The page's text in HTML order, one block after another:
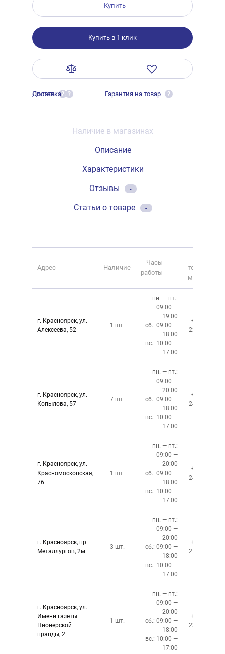
Купить
Купить в 1 клик
Оплата ?
Доставка ? Гарантия на товар ?
Наличие в магазинах
Описание
Характеристики
Отзывы
-
Статьи о товаре -
Адрес Наличие
Часы
работы
телефона
магазина
г. Красноярск, ул.
Алексеева, 52
1 шт.
пн. — пт.:
09:00 —
19:00
сб.: 09:00 —
18:00
вс.: 10:00 —
17:00
+7 (391)
220-08-02
г. Красноярск, ул.
Копылова, 57
7 шт.
пн. — пт.:
09:00 —
20:00
сб.: 09:00 —
18:00
вс.: 10:00 —
17:00
+7 (391)
243-76-13
г. Красноярск, ул.
Красномосковская,
76
1 шт.
пн. — пт.:
09:00 —
20:00
сб.: 09:00 —
18:00
вс.: 10:00 —
17:00
+7 (391)
243-83-01
г. Красноярск, пр.
Металлургов, 2м
3 шт.
пн. — пт.:
09:00 —
20:00
сб.: 09:00 —
18:00
вс.: 10:00 —
17:00
+7 (391)
212-87-27
г. Красноярск, ул.
Имени газеты
Пионерской
правды, 2.
1 шт.
пн. — пт.:
09:00 —
20:00
сб.: 09:00 —
18:00
вс.: 10:00 —
17:00
+7 (391)
237-34-34